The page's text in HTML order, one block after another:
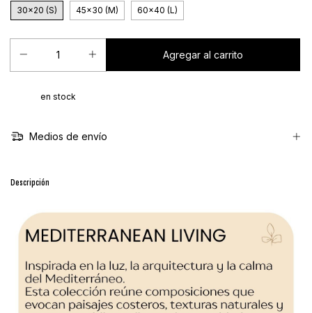
30x20 (S) 45x30 (M) 60x40 (L)
en stock
Medios de envío
Descripción